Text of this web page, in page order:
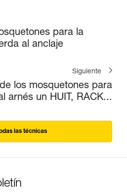
para la
al anclaje
Siguiente
los mosquetones para
arnés un HUIT, RACK...
las técnicas